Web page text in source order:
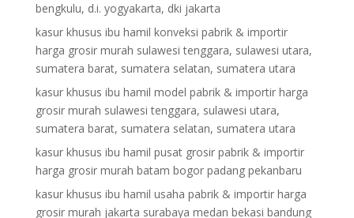
bengkulu, d.i. yogyakarta, dki jakarta
kasur khusus ibu hamil konveksi pabrik & importir
harga grosir murah sulawesi tenggara, sulawesi utara,
sumatera barat, sumatera selatan, sumatera utara
kasur khusus ibu hamil model pabrik & importir harga
grosir murah sulawesi tenggara, sulawesi utara,
sumatera barat, sumatera selatan, sumatera utara
kasur khusus ibu hamil pusat grosir pabrik & importir
harga grosir murah batam bogor padang pekanbaru
kasur khusus ibu hamil usaha pabrik & importir harga
grosir murah jakarta surabaya medan bekasi bandung